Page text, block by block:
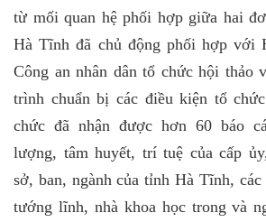
từ mối quan hệ phối hợp giữa hai
Hà Tĩnh đã chủ động phối hợp với
Công an nhân dân tổ chức hội thảo
trình chuẩn bị các điều kiện tổ
chức đã nhận được hơn 60 báo
lượng, tâm huyết, trí tuệ của cấp
sở, ban, ngành của tỉnh Hà Tĩnh,
tướng lĩnh, nhà khoa học trong và